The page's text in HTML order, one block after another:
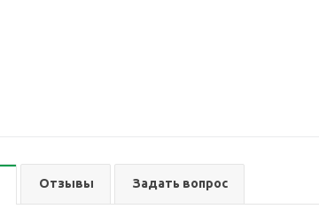
Отзывы Задать вопрос